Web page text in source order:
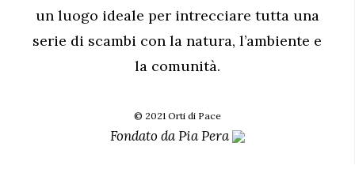
un luogo ideale per intrecciare tutta una
serie di scambi con la natura, l’ambiente e
la comunità.
© 2021 Orti di Pace
Fondato daPia Pera